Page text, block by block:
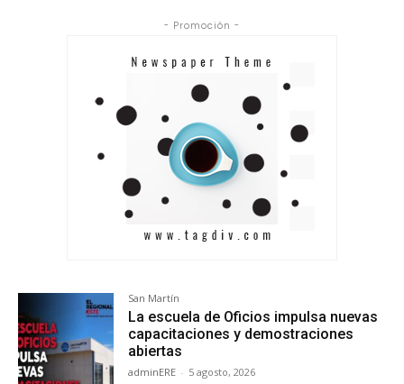
- Promoción -
San Martín
La escuela de Oficios impulsa nuevas
capacitaciones y demostraciones
abiertas
adminERE - 5 agosto, 2026